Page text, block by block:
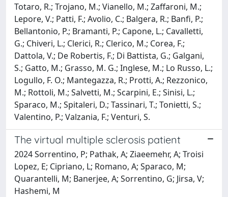
Totaro, R.; Trojano, M.; Vianello, M.; Zaffaroni, M.;
Lepore, V.; Patti, F.; Avolio, C.; Balgera, R.; Banfi, P.;
Bellantonio, P.; Bramanti, P.; Capone, L.; Cavalletti,
G.; Chiveri, L.; Clerici, R.; Clerico, M.; Corea, F.;
Dattola, V.; De Robertis, F.; Di Battista, G.; Galgani,
S.; Gatto, M.; Grasso, M. G.; Inglese, M.; Lo Russo, L.;
Logullo, F. O.; Mantegazza, R.; Protti, A.; Rezzonico,
M.; Rottoli, M.; Salvetti, M.; Scarpini, E.; Sinisi, L.;
Sparaco, M.; Spitaleri, D.; Tassinari, T.; Tonietti, S.;
Valentino, P.; Valzania, F.; Venturi, S.
The virtual multiple sclerosis patient
2024 Sorrentino, P; Pathak, A; Ziaeemehr, A; Troisi
Lopez, E; Cipriano, L; Romano, A; Sparaco, M;
Quarantelli, M; Banerjee, A; Sorrentino, G; Jirsa, V;
Hashemi, M